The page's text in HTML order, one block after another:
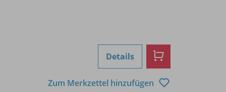
Details
Zum Merkzettel hinzufügen